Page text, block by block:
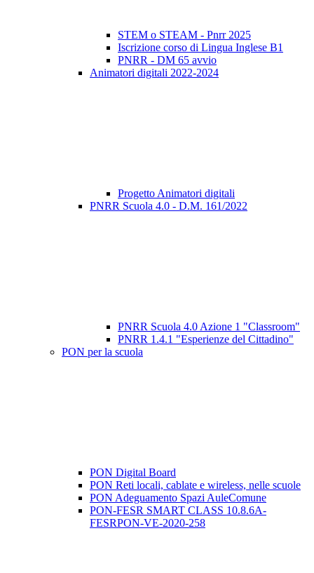
STEM o STEAM - Pnrr 2025
Iscrizione corso di Lingua Inglese B1
PNRR - DM 65 avvio
Animatori digitali 2022-2024
Progetto Animatori digitali
PNRR Scuola 4.0 - D.M. 161/2022
PNRR Scuola 4.0 Azione 1 "Classroom"
PNRR 1.4.1 "Esperienze del Cittadino"
PON per la scuola
PON Digital Board
PON Reti locali, cablate e wireless, nelle scuole
PON Adeguamento Spazi AuleComune
PON-FESR SMART CLASS 10.8.6A-
FESRPON-VE-2020-258